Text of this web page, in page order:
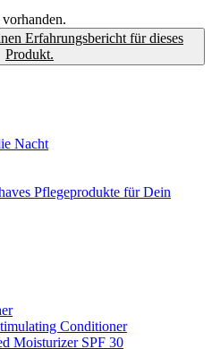
Erfahrungsbericht für dieses
Produkt.
Nacht
Pflegeprodukte für Dein
Conditioner
Moisturizer SPF 30